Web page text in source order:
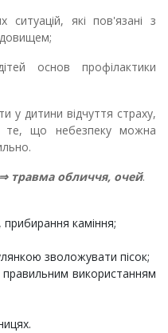
ситуацій, які пов'язані з
основ профілактики
у дитини відчуття страху,
те, що небезпеку можна
⇒травма обличчя, очей.
каміння;
зволожувати пісок;
використанням